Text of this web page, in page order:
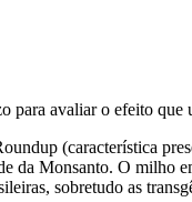
avaliar o efeito
(característica
Monsanto. O milho
sobretudo as